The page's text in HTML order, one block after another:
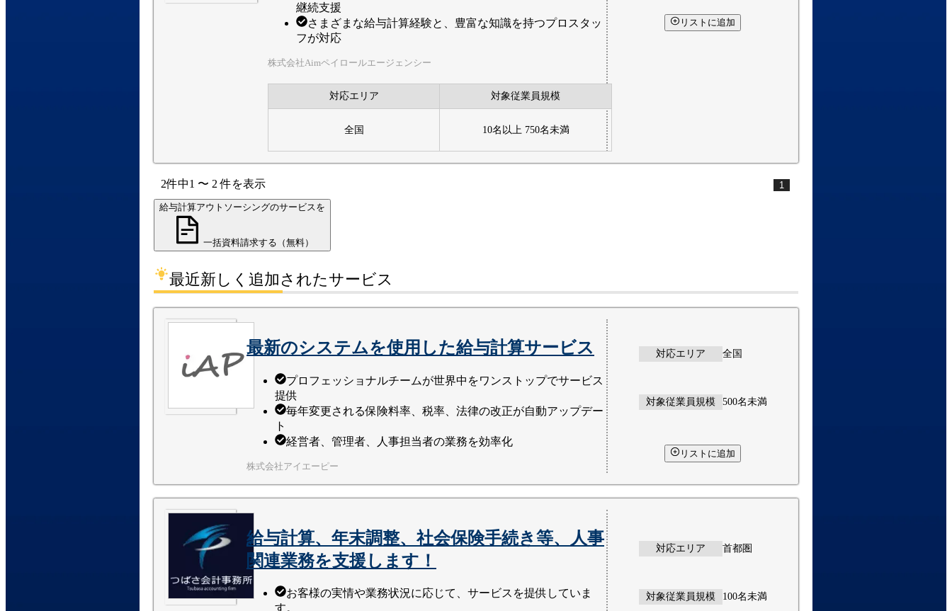
継続支援
さまざまな給与計算経験と、豊富な知識を持つプロスタッ
フが対応
株式会社Aimペイロールエージェンシー
対応エリア 対象従業員規模
全国 10名以上 750名未満
リストに追加
2件中1 〜 2 件を表示 1
給与計算アウトソーシングのサービスを
一括資料請求する（無料）
最近新しく追加された サービス
最新のシステムを使用した給与計算サービス
プロフェッショナルチームが世界中をワンストップでサービス
提供
毎年変更される保険料率、税率、法律の改正が自動アップデー
ト
経営者、管理者、人事担当者の業務を効率化
株式会社アイエーピー
対応エリア 全国
対象従業員規模 500名未満
リストに追加
給与計算、年末調整、社会保険手続き等、人事
関連業務を支援します！
お客様の実情や業務状況に応じて、サービスを提供していま
す。
対応エリア 首都圏
対象従業員規模 100名未満